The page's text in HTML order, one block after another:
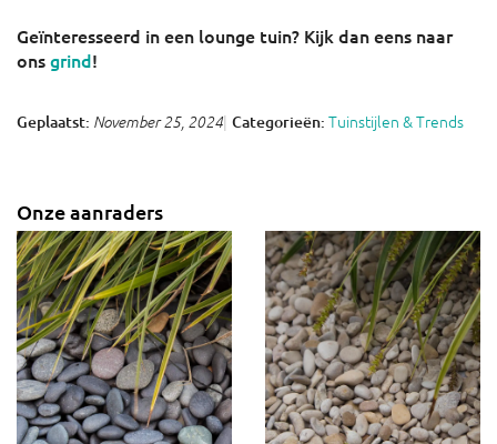
Geïnteresseerd in een lounge tuin? Kijk dan eens naar
onsgrind!
Geplaatst: November 25, 2024 Categorieën: Tuinstijlen & Trends
Onze aanraders